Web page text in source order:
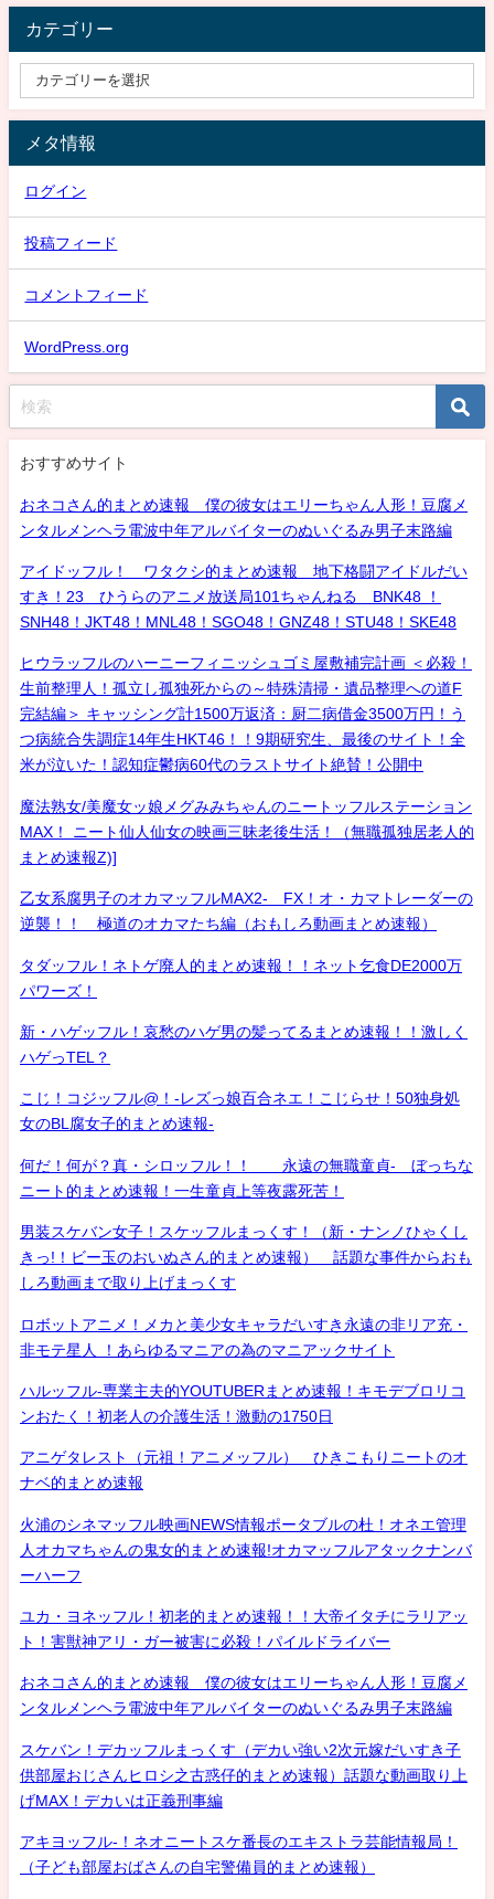
カテゴリー
メタ情報
ログイン
投稿フィード
コメントフィード
WordPress.org
おすすめサイト
おネコさん的まとめ速報 僕の彼女はエリーちゃん人形！豆腐メ
ンタルメンヘラ電波中年アルバイターのぬいぐるみ男子末路編
アイドッフル！ ワタクシ的まとめ速報 地下格闘アイドルだい
すき！23 ひうらのアニメ放送局101ちゃんねる BNK48 ！
SNH48！JKT48！MNL48！SGO48！GNZ48！STU48！SKE48
ヒウラッフルのハーニーフィニッシュゴミ屋敷補完計画 ＜必殺！
生前整理人！孤立し孤独死からの～特殊清掃・遺品整理への道F
完結編＞ キャッシング計1500万返済：厨二病借金3500万円！う
つ病統合失調症14年生HKT46！！9期研究生、最後のサイト！全
米が泣いた！認知症鬱病60代のラストサイト絶賛！公開中
魔法熟女/美魔女ッ娘メグみみちゃんのニートッフルステーション
MAX！ ニート仙人仙女の映画三昧老後生活！（無職孤独居老人的
まとめ速報Z)]
乙女系腐男子のオカマッフルMAX2- FX！オ・カマトレーダーの
逆襲！！ 極道のオカマたち編（おもしろ動画まとめ速報）
タダッフル！ネトゲ廃人的まとめ速報！！ネット乞食DE2000万
パワーズ！
新・ハゲッフル！哀愁のハゲ男の髪ってるまとめ速報！！激しく
ハゲっTEL？
こじ！コジッフル@！-レズっ娘百合ネエ！こじらせ！50独身処
女のBL腐女子的まとめ速報-
何だ！何が？真・シロッフル！！ 永遠の無職童貞- ぼっちな
ニート的まとめ速報！一生童貞上等夜露死苦！
男装スケバン女子！スケッフルまっくす！（新・ナンノひゃくし
きっ!！ビー玉のおいぬさん的まとめ速報） 話題な事件からおも
しろ動画まで取り上げまっくす
ロボットアニメ！メカと美少女キャラだいすき永遠の非リア充・
非モテ星人 ！あらゆるマニアの為のマニアックサイト
ハルッフル-専業主夫的YOUTUBERまとめ速報！キモデブロリコ
ンおたく！初老人の介護生活！激動の1750日
アニゲタレスト（元祖！アニメッフル） ひきこもりニートのオ
ナベ的まとめ速報
火浦のシネマッフル映画NEWS情報ポータブルの杜！オネエ管理
人オカマちゃんの鬼女的まとめ速報!オカマッフルアタックナンバ
ーハーフ
ユカ・ヨネッフル！初老的まとめ速報！！大帝イタチにラリアッ
ト！害獣神アリ・ガー被害に必殺！パイルドライバー
おネコさん的まとめ速報 僕の彼女はエリーちゃん人形！豆腐メ
ンタルメンヘラ電波中年アルバイターのぬいぐるみ男子末路編
スケバン！デカッフルまっくす（デカい強い2次元嫁だいすき子
供部屋おじさんヒロシ之古惑仔的まとめ速報）話題な動画取り上
げMAX！デカいは正義刑事編
アキヨッフル-！ネオニートスケ番長のエキストラ芸能情報局！
（子ども部屋おばさんの自宅警備員的まとめ速報）